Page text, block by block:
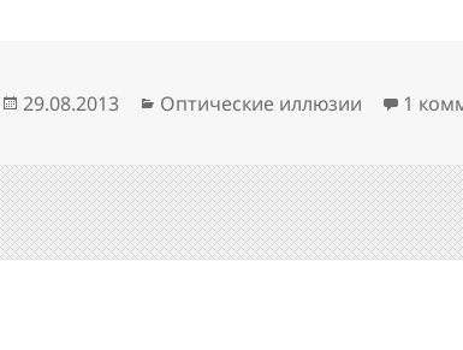
Опубликовано
29.08.2013 Рубрики
Оптические иллюзии 1